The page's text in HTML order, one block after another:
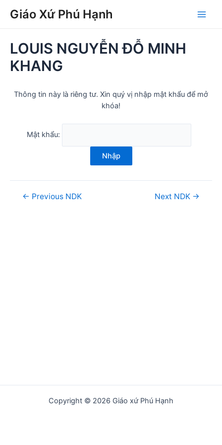
Giáo Xứ Phú Hạnh
Main
LOUIS NGUYỄN ĐỖ MINH
KHANG
Thông tin này là riêng tư. Xin quý vị nhập mật khẩu để mở
khóa!
Mật khẩu:
Nhập
navigation
← Previous NDK Next NDK →
Copyright © 2026 Giáo xứ Phú Hạnh